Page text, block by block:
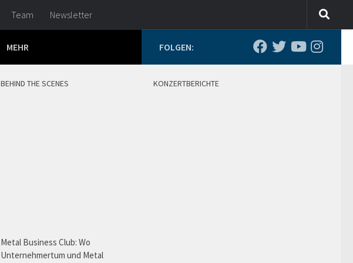
Team Newsletter
FOLGEN:
KONZERTBERICHTE
MEHR
BEHIND THE SCENES
Metal Business Club: Wo
Unternehmertum und Metal